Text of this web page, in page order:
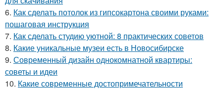
6. Как сделать потолок из гипсокартона своими руками:
пошаговая инструкция
7. Как сделать студию уютной: 8 практических советов
8. Какие уникальные музеи есть в Новосибирске
9. Современный дизайн однокомнатной квартиры:
советы и идеи
10. Какие современные достопримечательности